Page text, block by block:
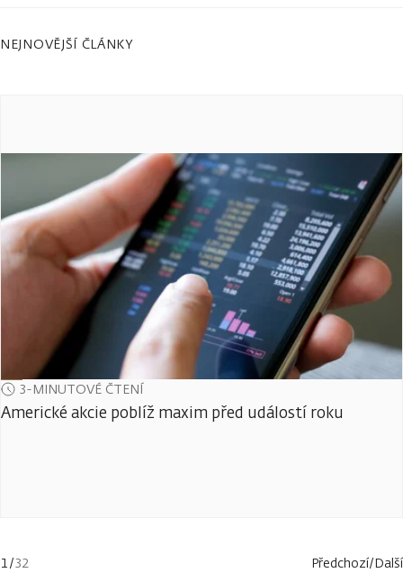
NEJNOVĚJŠÍ ČLÁNKY
3-MINUTOVÉ ČTENÍ
Americké akcie poblíž maxim před událostí roku
1/32 Předchozí/Další